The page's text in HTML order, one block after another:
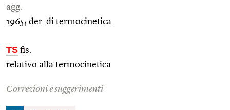
agg.
1965; der. di termocinetica.
TS fis.
relativo alla termocinetica
Correzioni e suggerimenti